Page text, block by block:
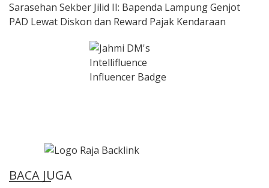
Sarasehan Sekber Jilid II: Bapenda Lampung Genjot
PAD Lewat Diskon dan Reward Pajak Kendaraan
BACA JUGA